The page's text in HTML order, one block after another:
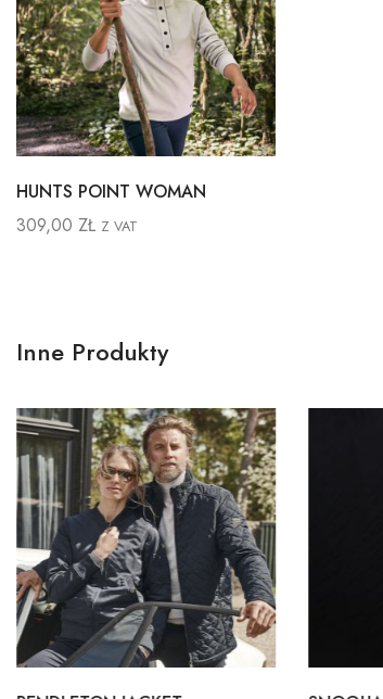
HUNTS POINT WOMAN
309,00 ZŁ Z VAT
Inne Produkty